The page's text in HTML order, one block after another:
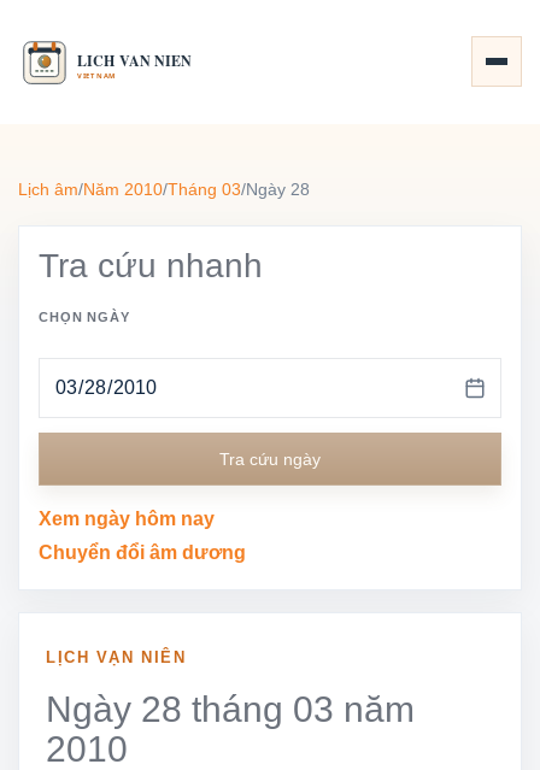
Lịch âm/Năm 2010/Tháng 03/Ngày 28
Tra cứu nhanh
CHỌN NGÀY
Tra cứu ngày
Xem ngày hôm nay
Chuyển đổi âm dương
LỊCH VẠN NIÊN
Ngày 28 tháng 03 năm
2010